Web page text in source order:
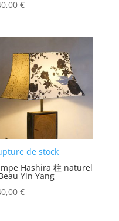
€
de stock
Hashira 柱 naturel
Yin Yang
€